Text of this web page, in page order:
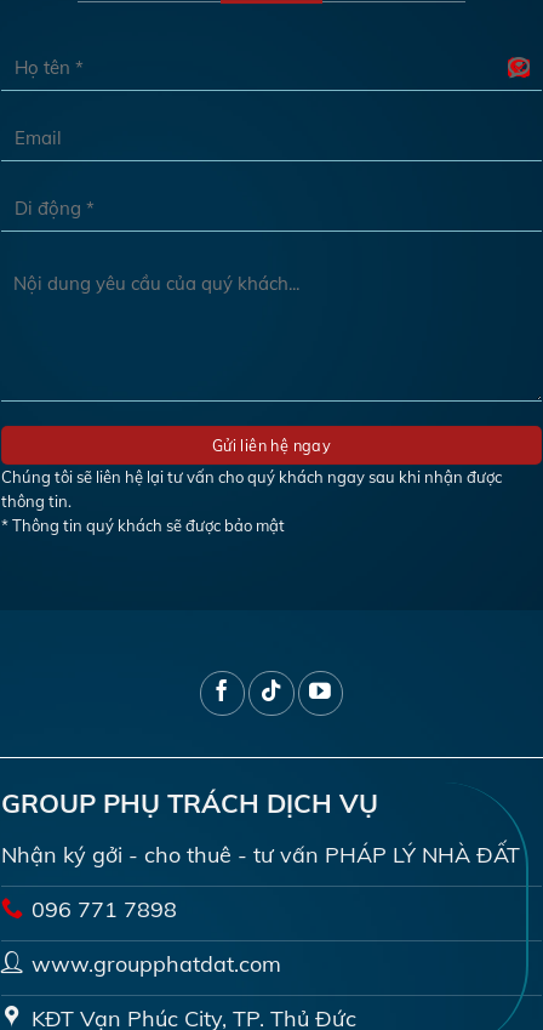
Chúng tôi sẽ liên hệ lại tư vấn cho quý khách ngay sau khi nhận được
thông tin.
* Thông tin quý khách sẽ được bảo mật
GROUP PHỤ TRÁCH DỊCH VỤ
Nhận ký gởi - cho thuê - tư vấn PHÁP LÝ NHÀ ĐẤT
096 771 7898
www.groupphatdat.com
KĐT Vạn Phúc City, TP. Thủ Đức